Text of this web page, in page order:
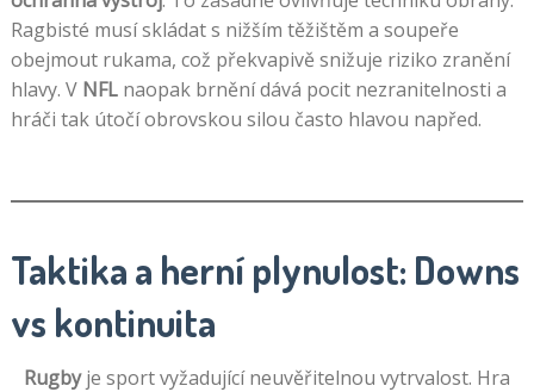
Ragbisté musí skládat s nižším těžištěm a soupeře
obejmout rukama, což překvapivě snižuje riziko zranění
hlavy. V NFLnaopak brnění dává pocit nezranitelnosti a
hráči tak útočí obrovskou silou často hlavou napřed.
Taktika a herní plynulost: Downs
vs kontinuita
Rugbyje sport vyžadující neuvěřitelnou vytrvalost. Hra